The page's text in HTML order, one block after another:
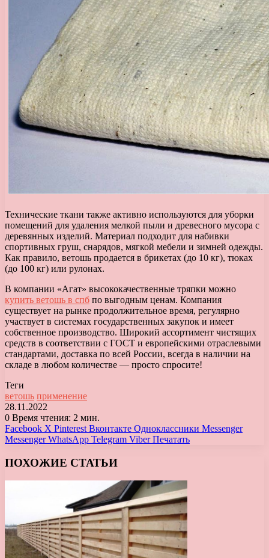
Технические ткани также активно используются для уборки
помещений для удаления мелкой пыли и древесного мусора с
деревянных изделий. Материал подходит для набивки
спортивных груш, снарядов, мягкой мебели и зимней одежды.
Как правило, ветошь продается в брикетах (до 10 кг), тюках
(до 100 кг) или рулонах.
В компании «Агат» высококачественные тряпки можно
купить ветошь в спб по выгодным ценам. Компания
существует на рынке продолжительное время, регулярно
участвует в системах государственных закупок и имеет
собственное производство. Широкий ассортимент чистящих
средств в соответствии с ГОСТ и европейскими отраслевыми
стандартами, доставка по всей России, всегда в наличии на
складе в любом количестве — просто спросите!
Теги
ветошь применение
28.11.2022
0 Время чтения: 2 мин.
Facebook X Pinterest Вконтакте Одноклассники Messenger
Messenger WhatsApp Telegram Viber Печатать
ПОХОЖИЕ СТАТЬИ